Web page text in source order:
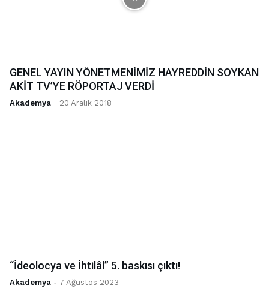
GENEL YAYIN YÖNETMENİMİZ HAYREDDİN SOYKAN
AKİT TV’YE RÖPORTAJ VERDİ
Akademya - 20 Aralık 2018
“İdeolocya ve İhtilâl” 5. baskısı çıktı!
Akademya - 7 Ağustos 2023